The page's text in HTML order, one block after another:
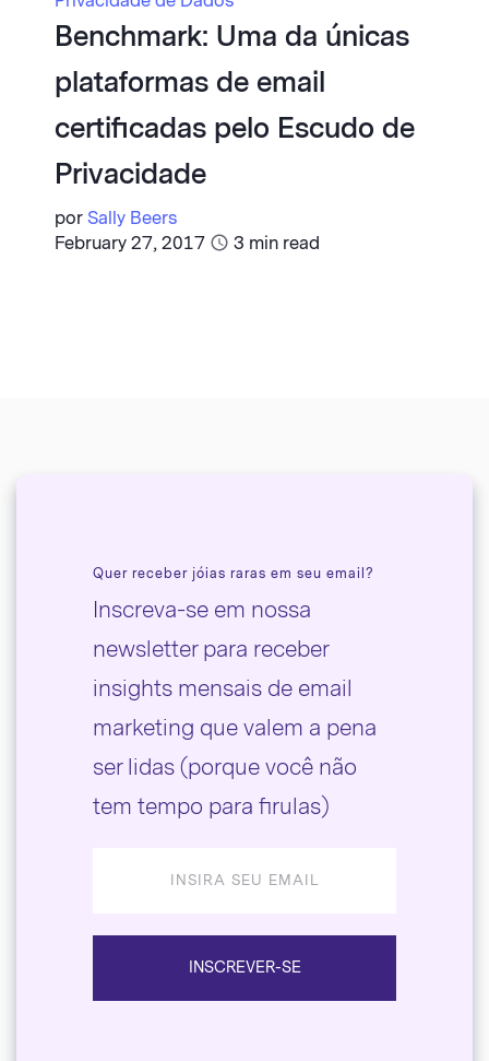
Benchmark: Uma da únicas
plataformas de email
certificadas pelo Escudo de
Privacidade
por Sally Beers
February 27, 2017
3 min read
Quer receber jóias raras em seu email?
Inscreva-se em nossa
newsletter para receber
insights mensais de email
marketing que valem a pena
ser lidas (porque você não
tem tempo para firulas)
INSCREVER-SE